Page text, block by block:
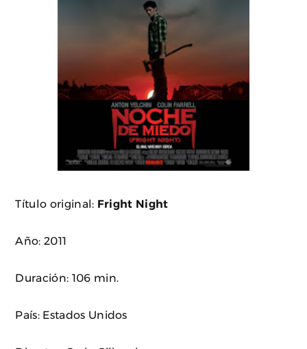
Título original: Fright Night
Año: 2011
Duración: 106 min.
País: Estados Unidos